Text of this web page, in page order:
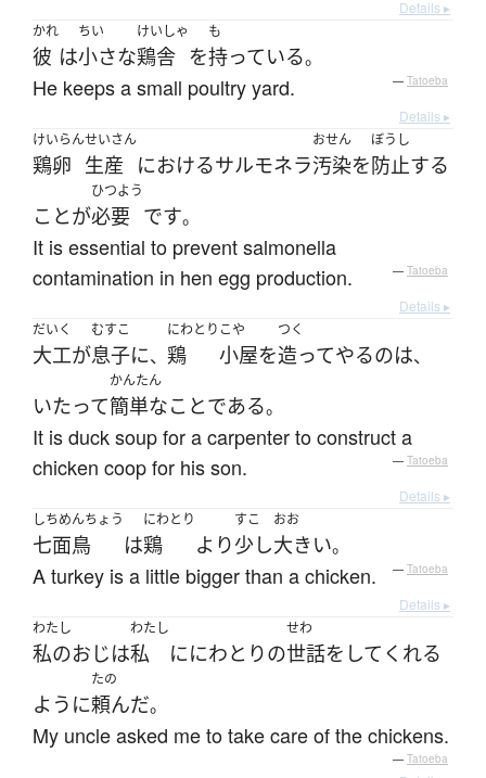
Details ▸
かれ
彼 は
ちい
小さな
けいしゃ
鶏舎 を
も
持っている。
He keeps a small poultry yard. — Tatoeba
Details ▸
けいらん
鶏卵
せいさん
生産 におけるサルモネラ
おせん
汚染を
ぼうし
防止する
ことが
ひつよう
必要 です。
It is essential to prevent salmonella
contamination in hen egg production.
— Tatoeba
Details ▸
だいく
大工が
むすこ
息子に、
にわとり
鶏
こや
小屋を
つく
造ってやるのは、
いたって
かんたん
簡単なことである。
It is duck soup for a carpenter to construct a
chicken coop for his son.
— Tatoeba
Details ▸
しちめんちょう
七面鳥 は
にわとり
鶏 より
すこ
少し
おお
大きい。
A turkey is a little bigger than a chicken. — Tatoeba
Details ▸
わたし
私のおじは
わたし
私 ににわとりの
せわ
世話をして くれる
ように
たの
頼んだ。
My uncle asked me to take care of the chickens.
— Tatoeba